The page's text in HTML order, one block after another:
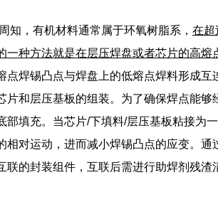
知，有机材料通常属于环氧树脂系， 在超
一种方法就是在层压焊盘或者芯片的高熔
点焊锡凸点与焊盘上的低熔点焊料形成
片和层压基板的组装。为了确保焊点能
部填充。当芯片/下填料/层压基板粘接为
相对运动，进而减小焊锡凸点的应变。
联的封装组件，互联后需进行助焊剂残渣